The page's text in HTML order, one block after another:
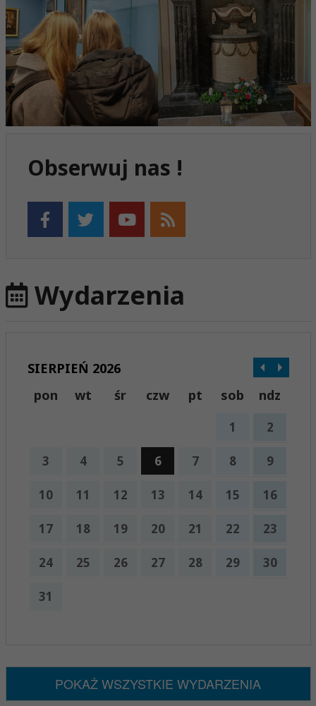
Obserwuj nas !
Wydarzenia
SIERPIEŃ 2026
pon
wt śr czw pt sob ndz
1 2
3 4 5 6 7 8 9
10 11 12 13 14 15 16
17 18 19 20 21 22 23
24 25 26 27 28 29 30
31
POKAŻ WSZYSTKIE WYDARZENIA